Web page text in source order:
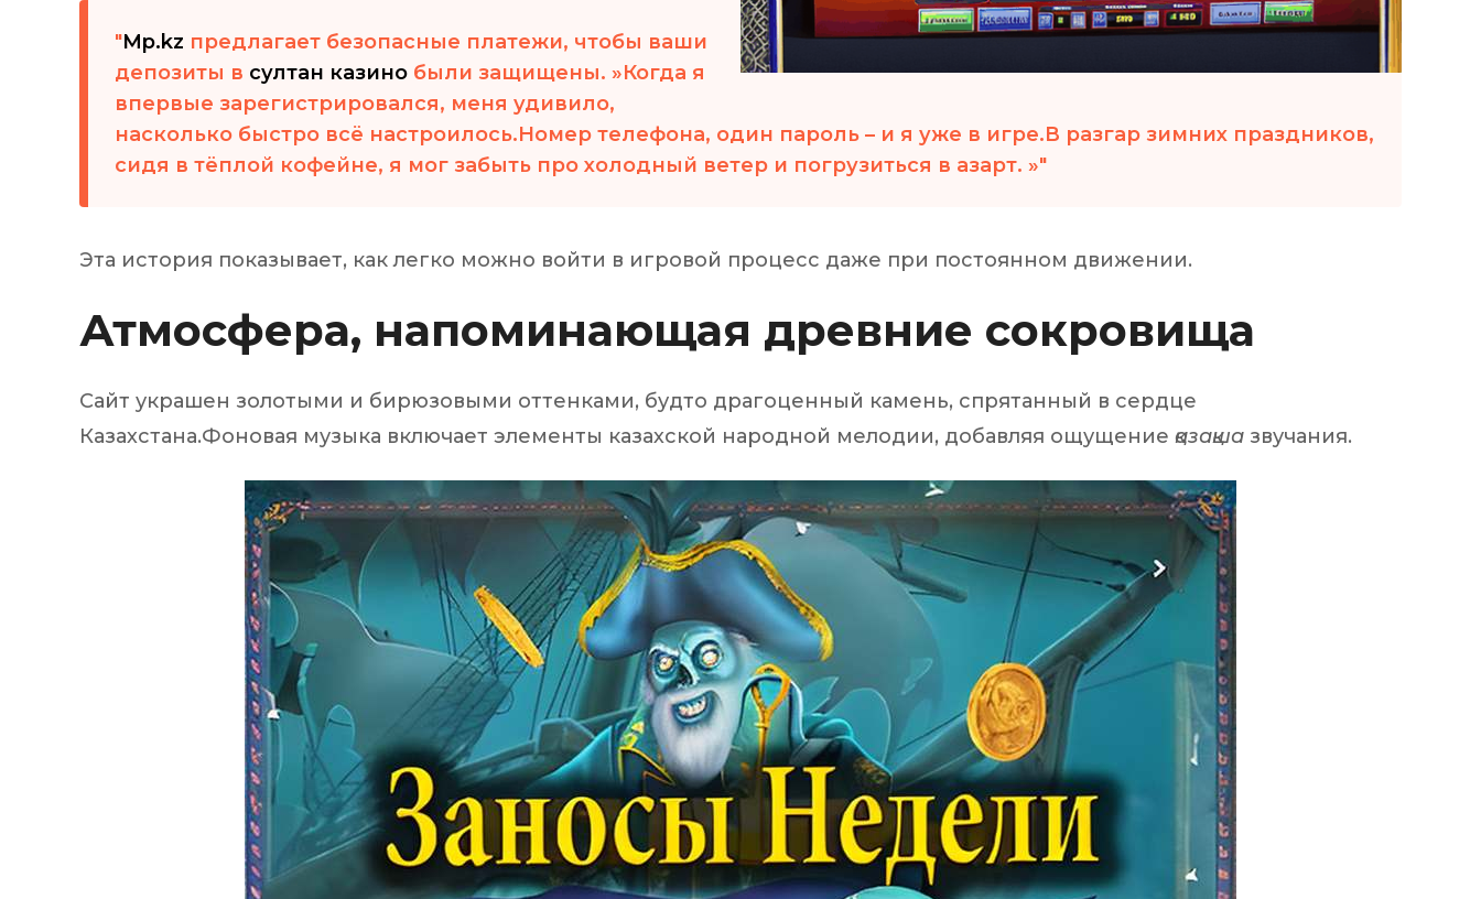
Joint de segments
Joint de soupape
Kit d’embrayage
Jeu de pistons
Jeu de chemises
Ventilateur
Poulie de ventilateur
Pompe à eau
Mp.kz предлагает безопасные платежи, чтобы ваши
депозиты в султан казино были защищены. »Когда я
впервые зарегистрировался, меня удивило,
насколько быстро всё настроилось.Номер телефона, один пароль – и я уже в игре.В разгар зимних праздников,
сидя в тёплой кофейне, я мог забыть про холодный ветер и погрузиться в азарт. »
Эта история показывает, как легко можно войти в игровой процесс даже при постоянном движении.
Атмосфера, напоминающая древние сокровища
Сайт украшен золотыми и бирюзовыми оттенками, будто драгоценный камень, спрятанный в сердце
Казахстана.Фоновая музыка включает элементы казахской народной мелодии, добавляя ощущение қазақша звучания.